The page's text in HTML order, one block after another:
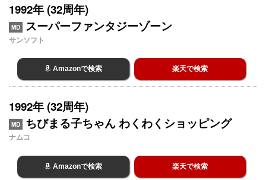
1992年 (32周年)
MD スーパーファンタジーゾーン
サンソフト
Amazonで検索 楽天で検索
1992年 (32周年)
MD ちびまる子ちゃん わくわくショッピング
ナムコ
Amazonで検索 楽天で検索